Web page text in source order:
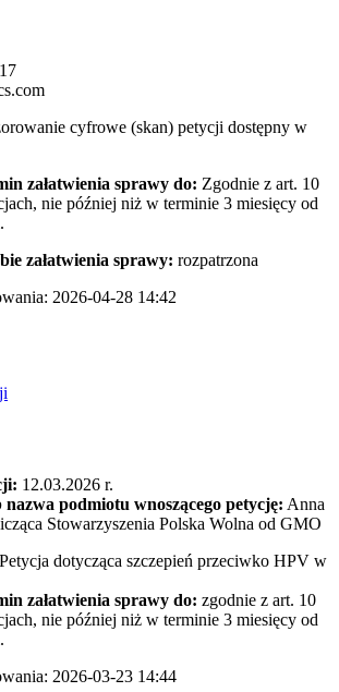
cyfrowe (skan) petycji dostępny w
załatwienia sprawy do: Zgodnie z art. 10
nie później niż w terminie 3 miesięcy od
załatwienia sprawy: rozpatrzona
2026-04-28 14:42
12.03.2026 r.
podmiotu wnoszącego petycję: Anna
Stowarzyszenia Polska Wolna od GMO
Petycja dotycząca szczepień przeciwko HPV w
załatwienia sprawy do: zgodnie z art. 10
nie później niż w terminie 3 miesięcy od
2026-03-23 14:44